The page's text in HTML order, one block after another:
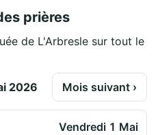
prières
de L'Arbresle sur tout le
2026 Mois suivant ›
Vendredi 1 Mai